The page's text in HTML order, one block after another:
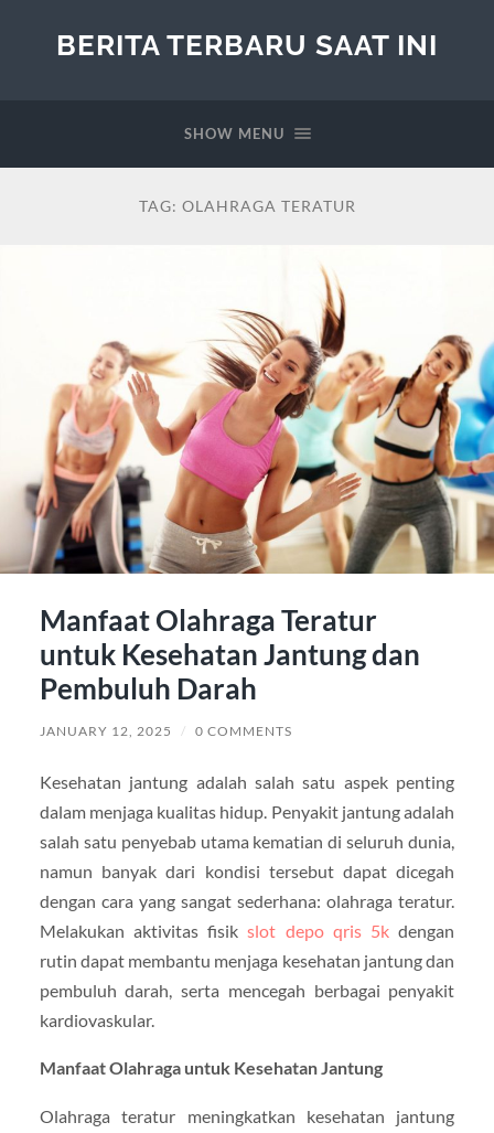
BERITA TERBARU SAAT INI
SHOW MENU
TAG: OLAHRAGA TERATUR
Manfaat Olahraga Teratur
untuk Kesehatan Jantung dan
Pembuluh Darah
JANUARY 12, 2025 / 0 COMMENTS
Kesehatan jantung adalah salah satu aspek penting
dalam menjaga kualitas hidup. Penyakit jantung adalah
salah satu penyebab utama kematian di seluruh dunia,
namun banyak dari kondisi tersebut dapat dicegah
dengan cara yang sangat sederhana: olahraga teratur.
Melakukan aktivitas fisikslot depo qris 5kdengan
rutin dapat membantu menjaga kesehatan jantung dan
pembuluh darah, serta mencegah berbagai penyakit
kardiovaskular.
Manfaat Olahraga untuk Kesehatan Jantung
Olahraga teratur meningkatkan kesehatan jantung